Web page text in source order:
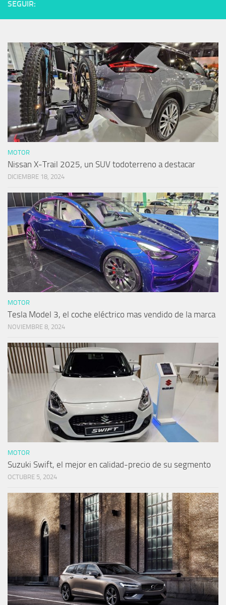
SEGUIR:
MOTOR
Nissan X-Trail 2025, un SUV todoterreno a destacar
DICIEMBRE 18, 2024
MOTOR
Tesla Model 3, el coche eléctrico mas vendido de la marca
NOVIEMBRE 8, 2024
MOTOR
Suzuki Swift, el mejor en calidad-precio de su segmento
OCTUBRE 5, 2024